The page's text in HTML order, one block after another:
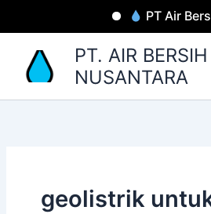
PT Air
PT. AIR BERSIH
NUSANTARA
geolistrik